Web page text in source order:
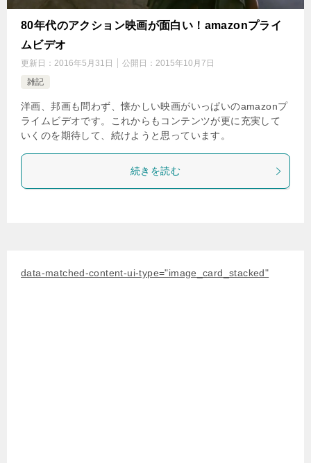
80年代のアクション映画が面白い！amazonプライ
ムビデオ
更新日： 2016年5月31日 公開日： 2015年10月7日
雑記
洋画、邦画も問わず、懐かしい映画がいっぱいのamazonプ
ライムビデオです。これからもコンテンツが更に充実して
いくのを期待して、続けようと思っています。
続きを読む
data-matched-content-ui-type="image_card_stacked"